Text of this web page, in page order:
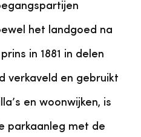
het landgoed na
in 1881 in delen
verkaveld en gebruikt
en woonwijken, is
parkaanleg met de